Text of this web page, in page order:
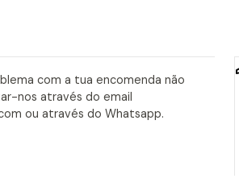
com a tua encomenda não
nos através do email
ou através do Whatsapp.